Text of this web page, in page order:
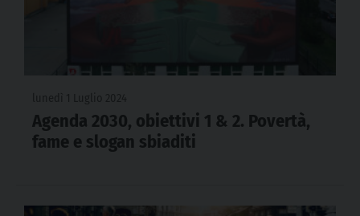
Agenda 2030, obiettivi 1 & 2. Povertà,
fame e slogan sbiaditi